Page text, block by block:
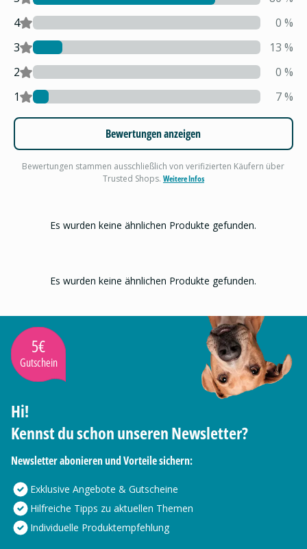
4
0 %
3
13 %
2
0 %
1
7%
Bewertungen anzeigen
Bewertungen stammen ausschließlich von verifizierten Käufern über
Trusted Shops. Weitere Infos
Es wurden keine ähnlichen Produkte gefunden.
Es wurden keine ähnlichen Produkte gefunden.
5€
Gutschein
Hi!
Kennst du schon unseren Newsletter?
Newsletter abonieren und Vorteile sichern:
Exklusive Angebote & Gutscheine
Hilfreiche Tipps zu aktuellen Themen
Individuelle Produktempfehlung